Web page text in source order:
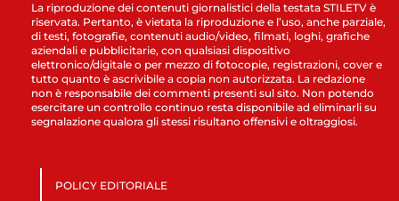
La riproduzione dei contenuti giornalistici della testata STILETV è
riservata. Pertanto, è vietata la riproduzione e l’uso, anche parziale,
di testi, fotografie, contenuti audio/video, filmati, loghi, grafiche
aziendali e pubblicitarie, con qualsiasi dispositivo
elettronico/digitale o per mezzo di fotocopie, registrazioni, cover e
tutto quanto è ascrivibile a copia non autorizzata. La redazione
non è responsabile dei commenti presenti sul sito. Non potendo
esercitare un controllo continuo resta disponibile ad eliminarli su
segnalazione qualora gli stessi risultano offensivi e oltraggiosi.
POLICY EDITORIALE